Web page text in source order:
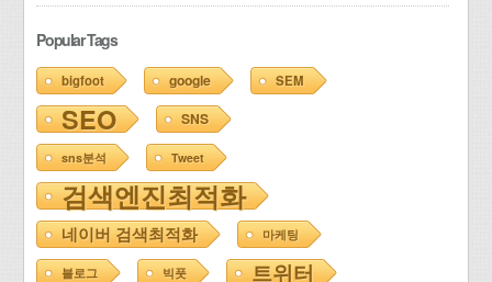
Popular Tags
bigfoot google SEM
SEO SNS
sns분석 Tweet
검색엔진최적화
네이버 검색최적화 마케팅
블로그 빅풋 트위터